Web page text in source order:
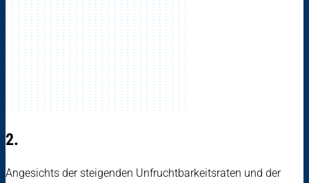
2.
Angesichts der steigenden Unfruchtbarkeitsraten und der